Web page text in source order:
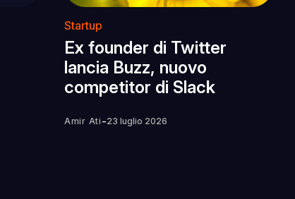
Startup
Ex founder di Twitter
lancia Buzz, nuovo
competitor di Slack
Amir Ati -23 luglio 2026